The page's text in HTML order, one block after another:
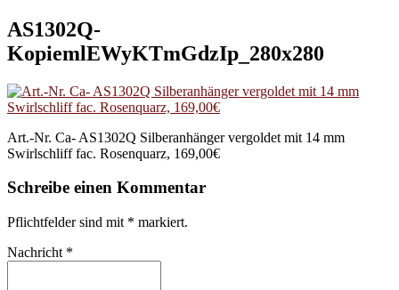
AS1302Q-
KopiemlEWyKTmGdzIp_280x280
Art.-Nr. Ca- AS1302Q Silberanhänger vergoldet mit 14 mm
Swirlschliff fac. Rosenquarz, 169,00€
Schreibe einen Kommentar
Pflichtfelder sind mit * markiert.
Nachricht *